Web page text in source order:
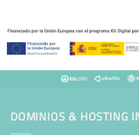
DOMINIOS & HOSTING